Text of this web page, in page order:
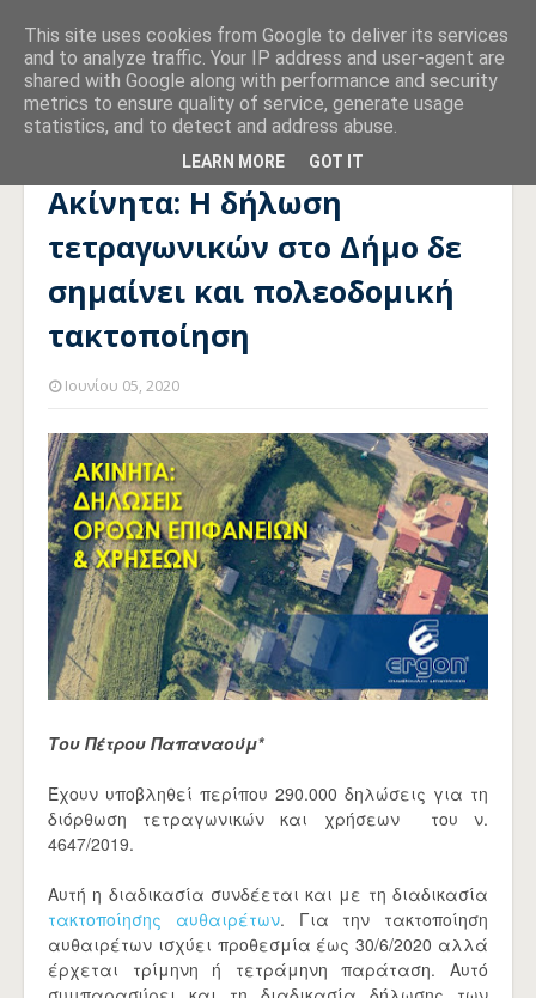
Αρχική σελίδα ERGONCON Ακίνητα: Η δήλωση τετραγωνικών
στο Δήμο δε σημαίνει και πολεοδομική τακτοποίηση
Ακίνητα: Η δήλωση
τετραγωνικών στο Δήμο δε
σημαίνει και πολεοδομική
τακτοποίηση
Ιουνίου 05, 2020
Του Πέτρου Παπαναούμ*
Έχουν υποβληθεί περίπου 290.000 δηλώσεις για τη
διόρθωση τετραγωνικών και χρήσεων του ν.
4647/2019.
Αυτή η διαδικασία συνδέεται και με τη διαδικασία
τακτοποίησης αυθαιρέτων. Για την τακτοποίηση
αυθαιρέτων ισχύει προθεσμία έως 30/6/2020 αλλά
έρχεται τρίμηνη ή τετράμηνη παράταση. Αυτό
This site uses cookies from Google to deliver its services
and to analyze traffic. Your IP address and user-agent are
shared with Google along with performance and security
metrics to ensure quality of service, generate usage
statistics, and to detect and address abuse.
LEARN MORE GOT IT